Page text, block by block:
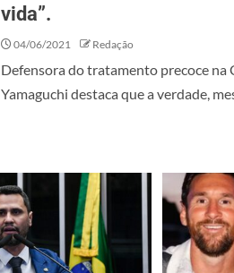
vida”.
04/06/2021 Redação
Defensora do tratamento precoce na
Yamaguchi destaca que a verdade,